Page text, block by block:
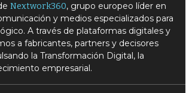
Nextwork360, grupo europeo líder en
y medios especializados para
A través de plataformas digitales y
a fabricantes, partners y decisores
la Transformación Digital, la
empresarial.